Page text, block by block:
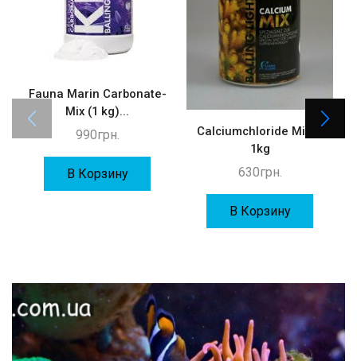
Fauna Marin Carbonate-
Mix (1 kg)...
990грн.
В Корзину
Calciumchloride Mix —
1kg
630грн.
В Корзину